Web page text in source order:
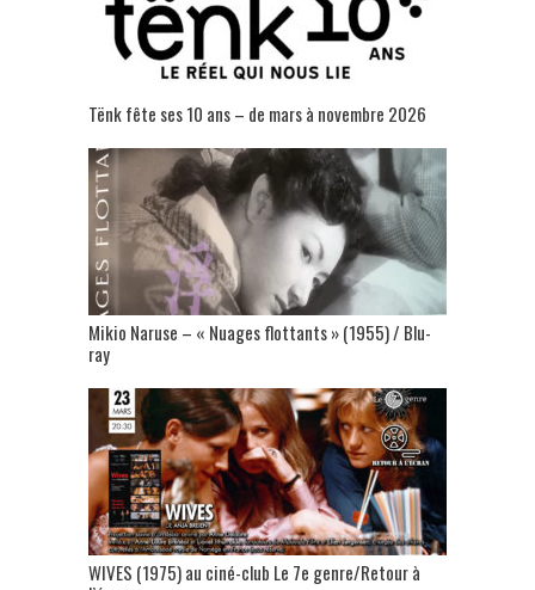
Tënk fête ses 10 ans – de mars à novembre 2026
Mikio Naruse – « Nuages flottants » (1955) / Blu-
ray
WIVES (1975) au ciné-club Le 7e genre/Retour à